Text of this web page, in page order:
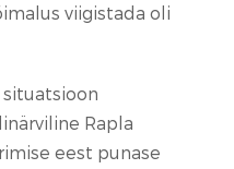
viigistada oli
Rapla
eest punase